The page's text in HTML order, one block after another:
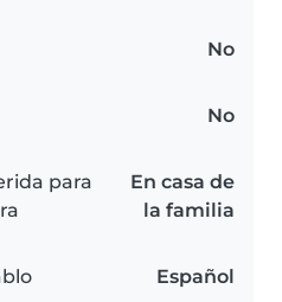
No
No
para
En casa de
la familia
Español